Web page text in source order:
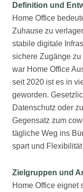
Definition und
Home Office
Zuhause zu
stabile digitale
sichere Zugänge
war Home Office
seit 2020 ist es in
geworden.
Datenschutz oder
Gegensatz zum
tägliche Weg ins
spart und Flexibilität
Zielgruppen und
Home Office eignet